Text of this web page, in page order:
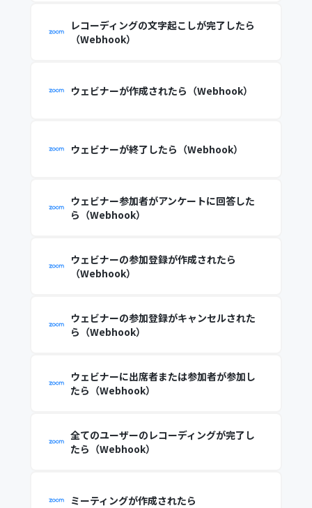
レコーディングの文字起こしが完了したら
（Webhook）
ウェビナーが作成されたら（Webhook）
ウェビナーが終了したら（Webhook）
ウェビナー参加者がアンケートに回答した
ら（Webhook）
ウェビナーの参加登録が作成されたら
（Webhook）
ウェビナーの参加登録がキャンセルされた
ら（Webhook）
ウェビナーに出席者または参加者が参加し
たら（Webhook）
全てのユーザーのレコーディングが完了し
たら（Webhook）
ミーティングが作成されたら